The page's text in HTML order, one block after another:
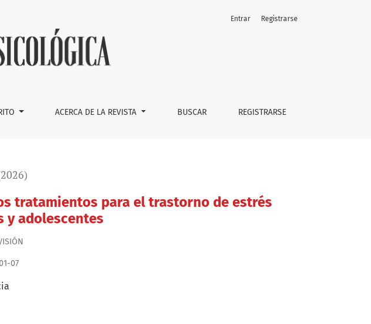
estrés postraumático en niños y adolescentes
ACERCA DE LA REVISTA BUSCAR REGISTRARSE
Entrar Registrarse
tratamientos para el trastorno de estrés
y adolescentes
07